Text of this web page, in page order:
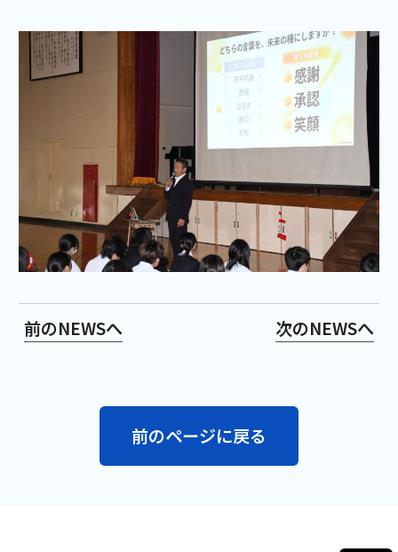
前のNEWSへ 次のNEWSへ
前のページに戻る